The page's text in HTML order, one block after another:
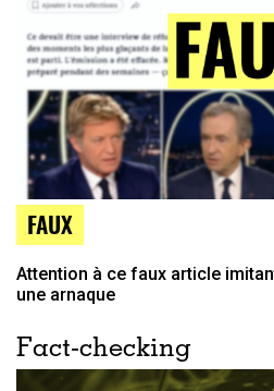
FAUX
Attention à ce faux article
une arnaque
Fact-checking